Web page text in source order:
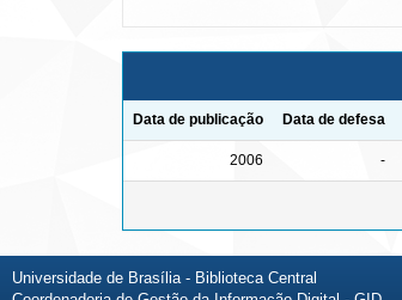
Data de publicação Data de defesa
2006 -
Universidade de Brasília - Biblioteca Central